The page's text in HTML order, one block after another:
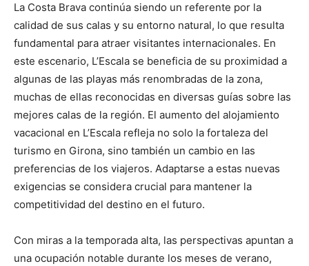
La Costa Brava continúa siendo un referente por la
calidad de sus calas y su entorno natural, lo que resulta
fundamental para atraer visitantes internacionales. En
este escenario, L’Escala se beneficia de su proximidad a
algunas de las playas más renombradas de la zona,
muchas de ellas reconocidas en diversas guías sobre las
mejores calas de la región. El aumento del alojamiento
vacacional en L’Escala refleja no solo la fortaleza del
turismo en Girona, sino también un cambio en las
preferencias de los viajeros. Adaptarse a estas nuevas
exigencias se considera crucial para mantener la
competitividad del destino en el futuro.
Con miras a la temporada alta, las perspectivas apuntan a
una ocupación notable durante los meses de verano,